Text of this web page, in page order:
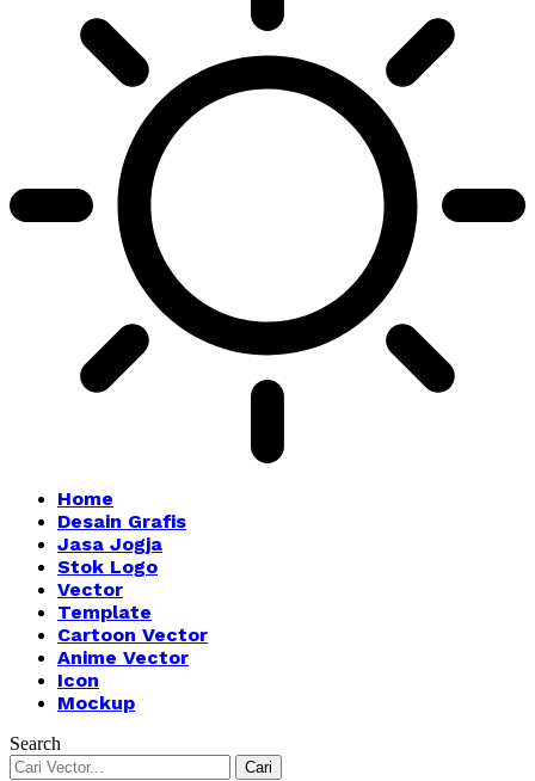
Home
Desain Grafis
Jasa Jogja
Stok Logo
Vector
Template
Cartoon Vector
Anime Vector
Icon
Mockup
Search